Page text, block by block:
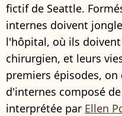
fictif de Seattle.
internes doivent
l'hôpital, où ils
chirurgien, et leurs
premiers épisodes,
d'internes composé
interprétée par Ellen